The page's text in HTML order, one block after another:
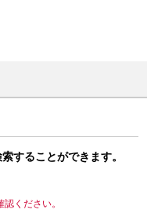
することができます。
ください。